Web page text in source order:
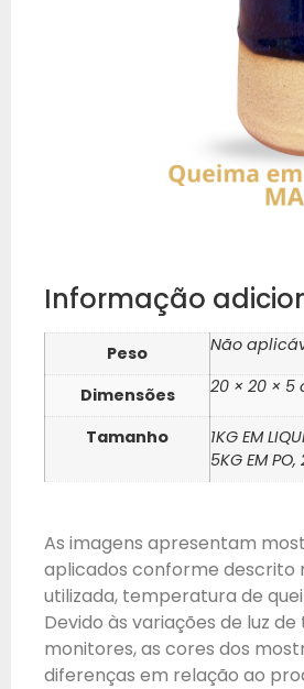
Informação
Peso Não
Dimensões 20 × 20 × 5
Tamanho
1KG EM
5KG EM PO,
As imagens apresentam
aplicados conforme descrito
utilizada, temperatura de
Devido às variações de luz
monitores, as cores dos
diferenças em relação ao